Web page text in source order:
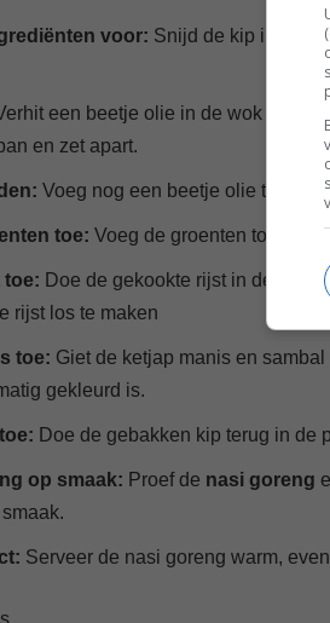
voor: Snijd de kip in
een beetje olie in de wok of
en zet apart.
Voeg nog een beetje olie toe
toe: Voeg de groenten toe aan
toe: Doe de gekookte rijst in de pan
rijst los te maken
toe: Giet de ketjap manis en
gekleurd is.
Doe de gebakken kip terug in de
op smaak: Proef de nasi goreng
Serveer de nasi goreng warm,